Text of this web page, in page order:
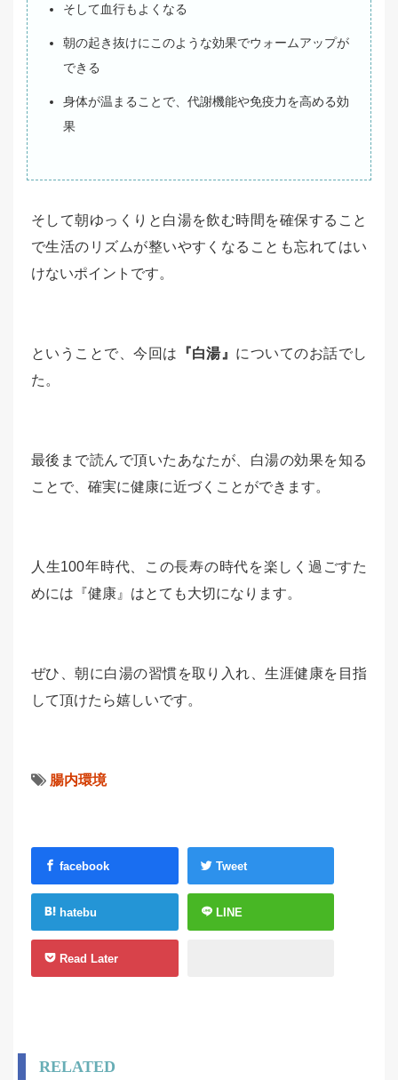
そして血行もよくなる
朝の起き抜けにこのような効果でウォームアップが
できる
身体が温まることで、代謝機能や免疫力を高める効
果
そして朝ゆっくりと白湯を飲む時間を確保すること
で生活のリズムが整いやすくなることも忘れてはい
けないポイントです。
ということで、今回は 『白湯』 についてのお話でし
た。
最後まで読んで頂いたあなたが、白湯の効果を知る
ことで、確実に健康に近づくことができます。
人生100年時代、この長寿の時代を楽しく過ごすた
めには『健康』はとても大切になります。
ぜひ、朝に白湯の習慣を取り入れ、生涯健康を目指
して頂けたら嬉しいです。
腸内環境
facebook Tweet
hatebu LINE
Read Later
RELATED